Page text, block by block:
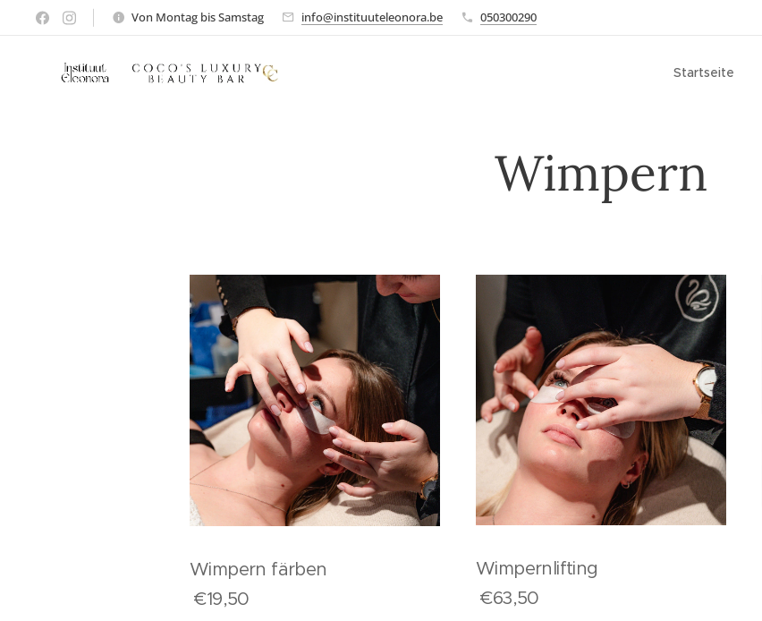
Von Montag bis Samstag info@instituuteleonora.be 050300290
Startseite
Wimpern
Wimpern färben
€19,50
Wimpernlifting
€63,50